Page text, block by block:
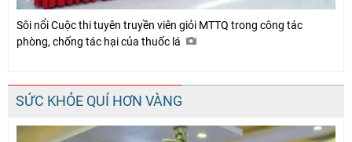
Sôi nổi Cuộc thi tuyên truyền viên giỏi MTTQ trong công tác
phòng, chống tác hại của thuốc lá
SỨC KHỎE QUÍ HƠN VÀNG